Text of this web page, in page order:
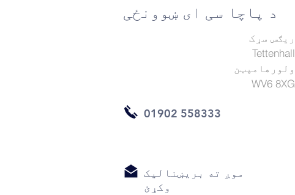
د پاچا سی ای ښوونځی
ریګس سړک
Tettenhall
ولورهامپټن
WV6 8XG
01902 558333
موږ ته بریښنالیک
وکړئ